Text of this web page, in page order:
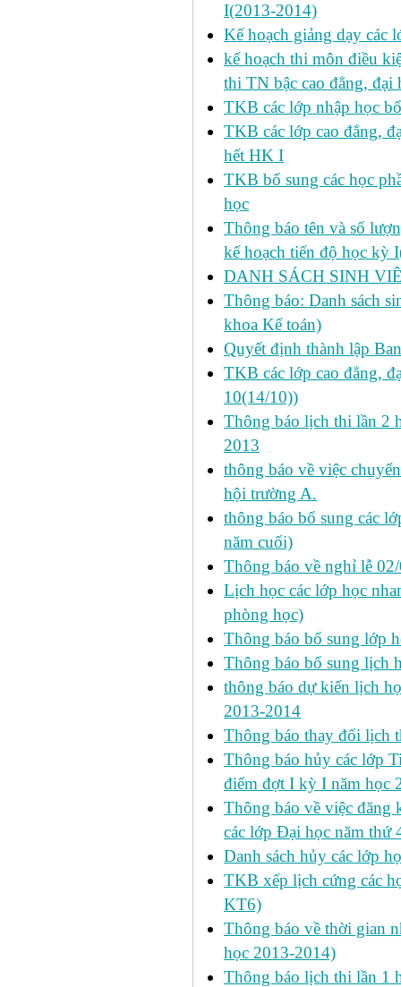
I(2013-2014)
Kế hoạch giảng dạy các
kế hoạch thi môn điều
thi TN bậc cao đẳng, đại
TKB các lớp nhập học
TKB các lớp cao đẳng,
hết HK I
TKB bổ sung các học
học
Thông báo tên và số
kế hoạch tiến độ học kỳ
DANH SÁCH SINH
Thông báo: Danh sách
khoa Kế toán)
Quyết định thành lập
TKB các lớp cao đẳng,
10(14/10))
Thông báo lịch thi lần 2
2013
thông báo về việc
hội trường A.
thông báo bổ sung các
năm cuối)
Thông báo về nghỉ lễ
Lịch học các lớp học
phòng học)
Thông báo bổ sung lớp
Thông báo bổ sung
thông báo dự kiến lịch
2013-2014
Thông báo thay đổi lịch
Thông báo hủy các lớp
điểm đợt I kỳ I năm học
Thông báo về việc đăng
các lớp Đại học năm thứ
Danh sách hủy các lớp
TKB xếp lịch cứng các
KT6)
Thông báo về thời gian
học 2013-2014)
Thông báo lịch thi lần 1